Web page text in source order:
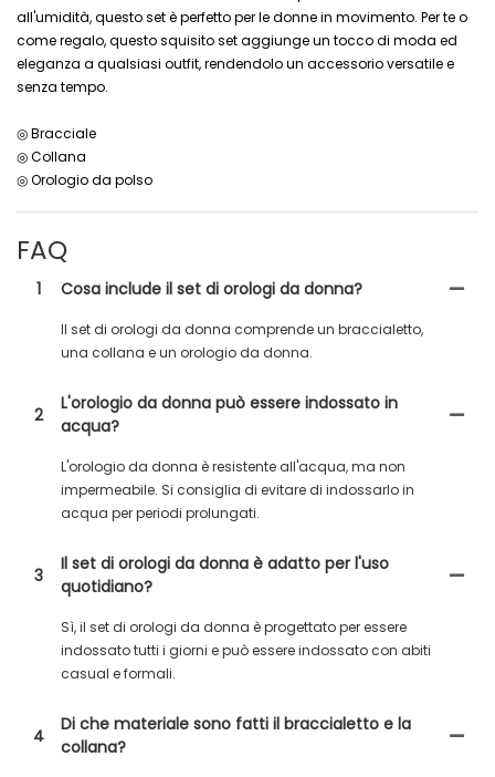
all'umidità, questo set è perfetto per le donne in movimento. Per te o
come regalo, questo squisito set aggiunge un tocco di moda ed
eleganza a qualsiasi outfit, rendendolo un accessorio versatile e
senza tempo.
◎ Bracciale
◎ Collana
◎ Orologio da polso
FAQ
1 Cosa include il set di orologi da donna?
Il set di orologi da donna comprende un braccialetto,
una collana e un orologio da donna.
2
L'orologio da donna può essere indossato in
acqua?
L'orologio da donna è resistente all'acqua, ma non
impermeabile. Si consiglia di evitare di indossarlo in
acqua per periodi prolungati.
3
Il set di orologi da donna è adatto per l'uso
quotidiano?
Sì, il set di orologi da donna è progettato per essere
indossato tutti i giorni e può essere indossato con abiti
casual e formali.
4
Di che materiale sono fatti il ​​braccialetto e la
collana?